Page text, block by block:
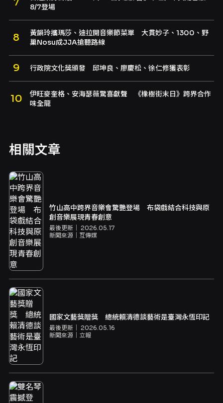
8/7登場
黃韻玲攜瑪莎、迪拉開音樂節菜單 大貫妙子、1300、野
巢Nosu成JJA搶聽路線
行政院文化獎頒發 邱坤良、廖慶松、徐仁修獲表彰
伊旺麥奎格、安海瑟薇驚喜獻聲 《橡樹街末日》跨界合作
味全龍
相關文章
竹山高中跨界音樂會驚艷登場 布袋戲結合科技與原
創音樂展現青春創意
最後更新｜ 2026.05.17
新聞來源｜ 互傳媒
國家文藝獎贈獎 總統賴清德談藝術是臺灣永恆印記
最後更新｜ 2026.05.16
新聞來源｜ 立報